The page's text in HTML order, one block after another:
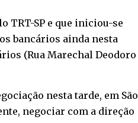
TRT-SP e que iniciou-se
bancários ainda nesta
(Rua Marechal Deodoro
nesta tarde, em São
negociar com a direção